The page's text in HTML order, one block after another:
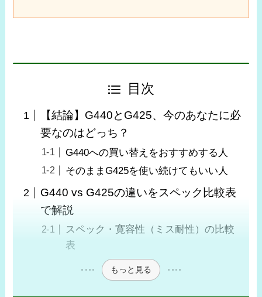
目次
【結論】G440とG425、今のあなたに必
要なのはどっち？
G440への買い替えをおすすめする人
そのままG425を使い続けてもいい人
G440 vs G425の違いをスペック比較表
で解説
スペック・寛容性（ミス耐性）の比較
表
もっと見る